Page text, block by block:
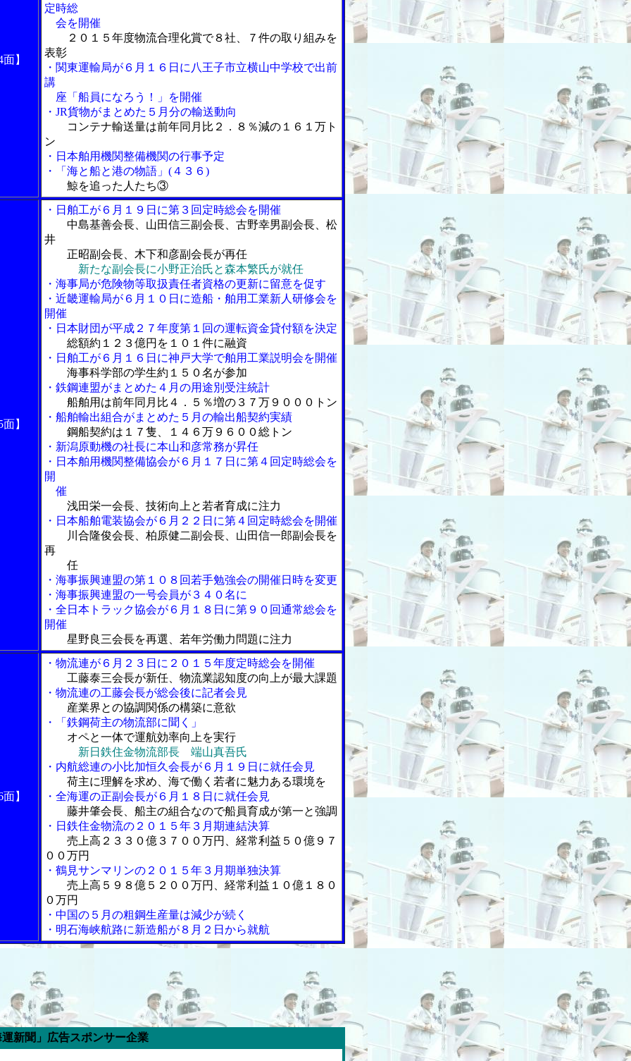
】
定時総
会を開催
２０１５年度物流合理化賞で８社、７件の取り組みを
表彰
・関東運輸局が６月１６日に八王子市立横山中学校で出前
講
座「船員になろう！」を開催
・JR貨物がまとめた５月分の輸送動向
コンテナ輸送量は前年同月比２．８％減の１６１万ト
ン
・日本舶用機関整備機関の行事予定
・「海と船と港の物語」(４３６)
鯨を追った人たち③
】
・日舶工が６月１９日に第３回定時総会を開催
中島基善会長、山田信三副会長、古野幸男副会長、松
井
正昭副会長、木下和彦副会長が再任
新たな副会長に小野正治氏と森本繁氏が就任
・海事局が危険物等取扱責任者資格の更新に留意を促す
・近畿運輸局が６月１０日に造船・舶用工業新人研修会を
開催
・日本財団が平成２７年度第１回の運転資金貸付額を決定
総額約１２３億円を１０１件に融資
・日舶工が６月１６日に神戸大学で舶用工業説明会を開催
海事科学部の学生約１５０名が参加
・鉄鋼連盟がまとめた４月の用途別受注統計
船舶用は前年同月比４．５％増の３７万９０００トン
・船舶輸出組合がまとめた５月の輸出船契約実績
鋼船契約は１７隻、１４６万９６００総トン
・新潟原動機の社長に本山和彦常務が昇任
・日本舶用機関整備協会が６月１７日に第４回定時総会を
開
催
浅田栄一会長、技術向上と若者育成に注力
・日本船舶電装協会が６月２２日に第４回定時総会を開催
川合隆俊会長、柏原健二副会長、山田信一郎副会長を
再
任
・海事振興連盟の第１０８回若手勉強会の開催日時を変更
・海事振興連盟の一号会員が３４０名に
・全日本トラック協会が６月１８日に第９０回通常総会を
開催
星野良三会長を再選、若年労働力問題に注力
】
・物流連が６月２３日に２０１５年度定時総会を開催
工藤泰三会長が新任、物流業認知度の向上が最大課題
・物流連の工藤会長が総会後に記者会見
産業界との協調関係の構築に意欲
・「鉄鋼荷主の物流部に聞く」
オペと一体で運航効率向上を実行
新日鉄住金物流部長 端山真吾氏
・内航総連の小比加恒久会長が６月１９日に就任会見
荷主に理解を求め、海で働く若者に魅力ある環境を
・全海運の正副会長が６月１８日に就任会見
藤井肇会長、船主の組合なので船員育成が第一と強調
・日鉄住金物流の２０１５年３月期連結決算
売上高２３３０億３７００万円、経常利益５０億９７
００万円
・鶴見サンマリンの２０１５年３月期単独決算
売上高５９８億５２００万円、経常利益１０億１８０
０万円
・中国の５月の粗鋼生産量は減少が続く
・明石海峡航路に新造船が８月２日から就航
ンサー企業